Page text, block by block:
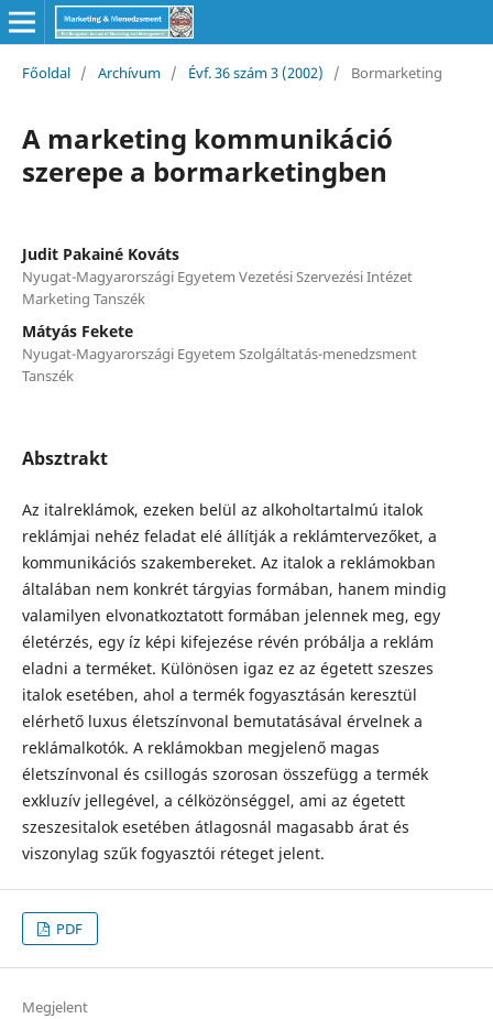
Főoldal / Archívum / Évf. 36 szám 3 (2002) / Bormarketing
A marketing kommunikáció
szerepe a bormarketingben
Judit Pakainé Kováts
Nyugat-Magyarországi Egyetem Vezetési Szervezési Intézet
Marketing Tanszék
Mátyás Fekete
Nyugat-Magyarországi Egyetem Szolgáltatás-menedzsment
Tanszék
Absztrakt
Az italreklámok, ezeken belül az alkoholtartalmú italok
reklámjai nehéz feladat elé állítják a reklámtervezőket, a
kommunikációs szakembereket. Az italok a reklámokban
általában nem konkrét tárgyias formában, hanem mindig
valamilyen elvonatkoztatott formában jelennek meg, egy
életérzés, egy íz képi kifejezése révén próbálja a reklám
eladni a terméket. Különösen igaz ez az égetett szeszes
italok esetében, ahol a termék fogyasztásán keresztül
elérhető luxus életszínvonal bemutatásával érvelnek a
reklámalkotók. A reklámokban megjelenő magas
életszínvonal és csillogás szorosan összefügg a termék
exkluzív jellegével, a célközönséggel, ami az égetett
szeszesitalok esetében átlagosnál magasabb árat és
viszonylag szűk fogyasztói réteget jelent.
PDF
Megjelent